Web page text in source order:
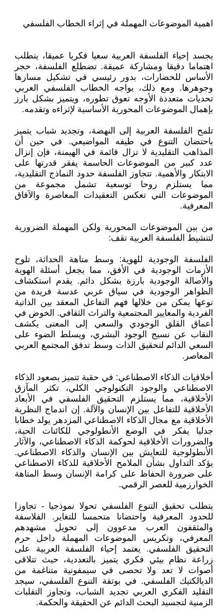
اهمية الموضوعات المهملة في إثراء الخطاب الفلسفي
يجسد إحياء الفلسفة العربية سعيا فكريا عميقا، يتطلب
اهتماما دقيقا ومشاركة عميقة. تضطلع الفلسفة، حجر
الأساس للحضارات، بدور رئيسي في تشكيل مسارها
وجوهرها. ومع ذلك، يواجه الخطاب الفلسفي العربي
تحديات متعددة الأوجه تعوق تطوره، ويتميز بشكل بارز
بإهمال الموضوعات المحورية الأساسية لإثراءه وتقدمه.
تلمح الفلسفة العربية إلى النهضة، وتجديد شباب يتميز
باحتضان التنوع في طيفه المواضيعي. في حين أن
المذاهب التقليدية لا تزال قائمة في الهيمنة، فإن إنزال
عدد كبير من الموضوعات الحاسمة يفقر قدرتها على
الابتكار والأهمية. تتجاوز الفلسفة حدود النماذج التقليدية،
مما يستلزم روحا توسعية تشمل مجموعة من
الموضوعات التي تعكس التعقيدات المعاصرة والآفاق
المعرفية.
من بين الموضوعات المحورية ولكن المهملة الضرورية
لتنشيط الفلسفة العربية تقف:
الفلسفة الوجودية للهوية: وسط متاهة الحداثة، تلوح
الأزمات الوجودية في الأفق، مما يجعل أسئلة الهوية
والأصالة الوجودية بارزة بشكل دائم. يقدم استكشاف
الظواهر الوجودية في سياق عربي عدسة فريدة من
نوعها يمكن من خلالها فهم التفاعل المعقد بين الذاتية
الفردية والمعايير المجتمعية والتراث الثقافي. الخوض في
أعماق القلق الوجودي والسعي إلى المعنى يكشف
النقاب عن نسيج الوجود البشري، ويسلط الضوء على
السعي الدائم لتحقيق الذات وسط تدفق المجتمع العربي
المعاصر.
أخلاقيات الذكاء الاصطناعي: في حقبة تتميز بصعود الذكاء
الاصطناعي والوجود التكنولوجي الكلي، تكثر المآزق
الأخلاقية، مما يستلزم التحقيق الفلسفي في الأبعاد
الأخلاقية للتفاعل بين الإنسان والآلة. إن اندماج النظرية
الأخلاقية مع مجال الذكاء الاصطناعي المزدهر يولد خطابا
جدليا يفكر في الوضع الأنطولوجي للكائنات الحية،
والضرورات الأخلاقية لحوكمة الذكاء الاصطناعي، والآثار
الأنطولوجية للتعايش بين الإنسان والذكاء الاصطناعي.
يؤكد التداول بشأن الملامح الأخلاقية للذكاء الاصطناعي
على ضرورة الحفاظ على كرامة الإنسان وسط المتاهة
الخوارزمية للعصر الرقمي.
يتطلب تحقيق التنوع الفلسفي تحولا نموذجيا - تجاوزا
للحدود المعرفية واحتضانا متحمسا للتغاير. الفلاسفة
والمثقفون العرب مدعوون إلى تحويل مشهدهم
المعرفي، وتكريس الموضوعات المهملة داخل حرم
التحقيق الفلسفي. يعتمد إحياء الفلسفة العربية على
زراعة نظام بيئي فكري يتميز بالتعددية، حيث تتلاقى
أصوات لا تعد ولا تحصى في سيمفونية متناغمة من
الديالكتيك الفلسفي. في بوتقة التنوع الفلسفي، سيجد
التقليد الفكري العربي تجديد الشباب، وتجاوز التقلبات
الزمنية لتجسيد البحث الدائم عن الحقيقة والحكمة.